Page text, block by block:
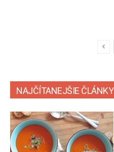
NAJČÍTANEJŠIE ČLÁNKY